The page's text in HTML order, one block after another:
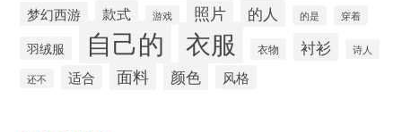
梦幻西游 款式 游戏 照片 的人 的是 穿着
羽绒服 自己的 衣服 衣物 衬衫 诗人
还不 适合 面料 颜色 风格